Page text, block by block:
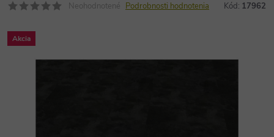
Neohodnotené Podrobnosti hodnotenia Kód: 17962
Akcia